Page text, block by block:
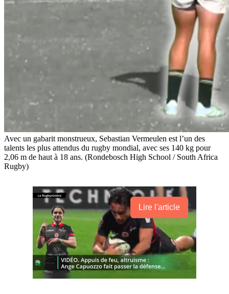
Avec un gabarit monstrueux, Sebastian Vermeulen est l’un des
talents les plus attendus du rugby mondial, avec ses 140 kg pour
2,06 m de haut à 18 ans. (Rondebosch High School / South Africa
Rugby)
Lire l'article